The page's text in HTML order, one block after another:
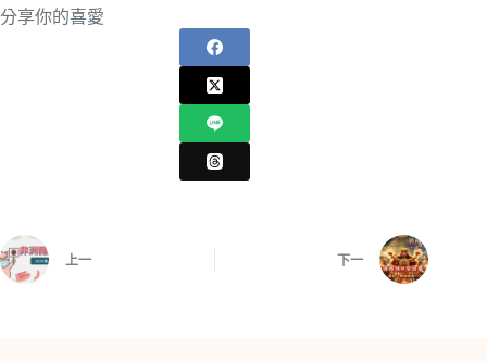
分享你的喜愛
上一 下一